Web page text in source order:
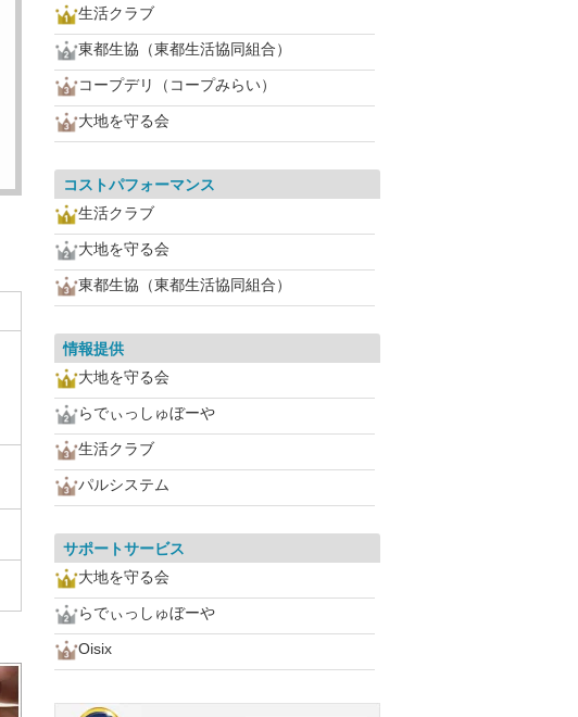
生活クラブ
東都生協（東都生活協同組合）
コープデリ（コープみらい）
大地を守る会
コストパフォーマンス
生活クラブ
大地を守る会
東都生協（東都生活協同組合）
情報提供
大地を守る会
らでぃっしゅぼーや
生活クラブ
パルシステム
サポートサービス
大地を守る会
らでぃっしゅぼーや
Oisix